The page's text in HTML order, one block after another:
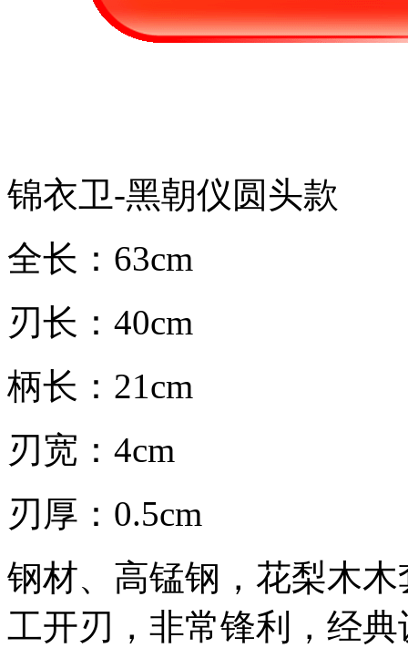
锦衣卫-黑朝仪圆头款
全长：63cm
刃长：40cm
柄长：21cm
刃宽：4cm
刃厚：0.5cm
钢材、高锰钢，花梨木
工开刃，非常锋利，经